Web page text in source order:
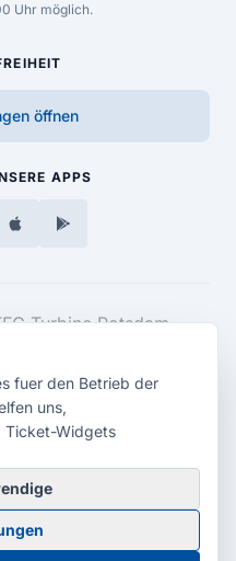
Uhr möglich.
öffnen
APPS
durch dieMedienagentur
DatenschutzImpressum
fuer den Betrieb der
uns,
Ticket-Widgets